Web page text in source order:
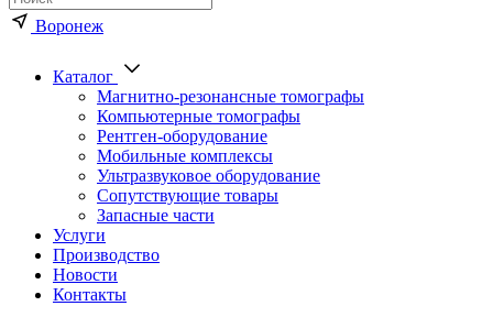
Воронеж
Каталог
Магнитно-резонансные томографы
Компьютерные томографы
Рентген-оборудование
Мобильные комплексы
Ультразвуковое оборудование
Сопутствующие товары
Запасные части
Услуги
Производство
Новости
Контакты